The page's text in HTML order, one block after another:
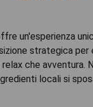
un'esperienza
strategica
che avventura.
locali si